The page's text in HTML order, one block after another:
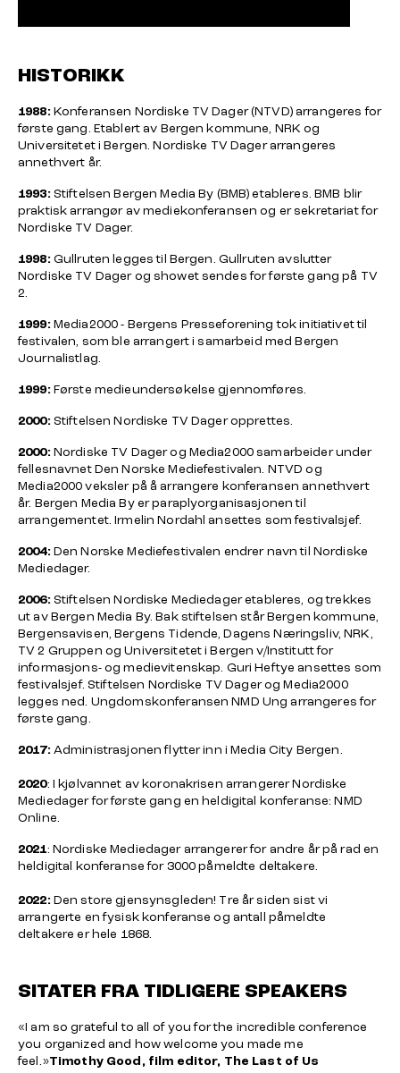
HISTORIKK
1988:Konferansen Nordiske TV Dager (NTVD) arrangeres for
første gang. Etablert av Bergen kommune, NRK og
Universitetet i Bergen. Nordiske TV Dager arrangeres
annethvert år.
1993:Stiftelsen Bergen Media By (BMB) etableres. BMB blir
praktisk arrangør av mediekonferansen og er sekretariat for
Nordiske TV Dager.
1998:Gullruten legges til Bergen. Gullruten avslutter
Nordiske TV Dager og showet sendes for første gang på TV
2.
1999:Media2000 - Bergens Presseforening tok initiativet til
festivalen, som ble arrangert i samarbeid med Bergen
Journalistlag.
1999:Første medieundersøkelse gjennomføres.
2000:Stiftelsen Nordiske TV Dager opprettes.
2000:Nordiske TV Dager og Media2000 samarbeider under
fellesnavnet Den Norske Mediefestivalen. NTVD og
Media2000 veksler på å arrangere konferansen annethvert
år. Bergen Media By er paraplyorganisasjonen til
arrangementet. Irmelin Nordahl ansettes som festivalsjef.
2004:Den Norske Mediefestivalen endrer navn til Nordiske
Mediedager.
2006:Stiftelsen Nordiske Mediedager etableres, og trekkes
ut av Bergen Media By. Bak stiftelsen står Bergen kommune,
Bergensavisen, Bergens Tidende, Dagens Næringsliv, NRK,
TV 2 Gruppen og Universitetet i Bergen v/Institutt for
informasjons- og medievitenskap. Guri Heftye ansettes som
festivalsjef. Stiftelsen Nordiske TV Dager og Media2000
legges ned. Ungdomskonferansen NMD Ung arrangeres for
første gang.
2017:Administrasjonen flytter inn i Media City Bergen.
2020: I kjølvannet av koronakrisen arrangerer Nordiske
Mediedager for første gang en heldigital konferanse: NMD
Online.
2021: Nordiske Mediedager arrangerer for andre år på rad en
heldigital konferanse for 3000 påmeldte deltakere.
2022: Den store gjensynsgleden! Tre år siden sist vi
arrangerte en fysisk konferanse og antall påmeldte
deltakere er hele 1868.
SITATER FRA TIDLIGERE SPEAKERS
«I am so grateful to all of you for the incredible conference
you organized and how welcome you made me
feel.»Timothy Good, film editor, The Last of Us